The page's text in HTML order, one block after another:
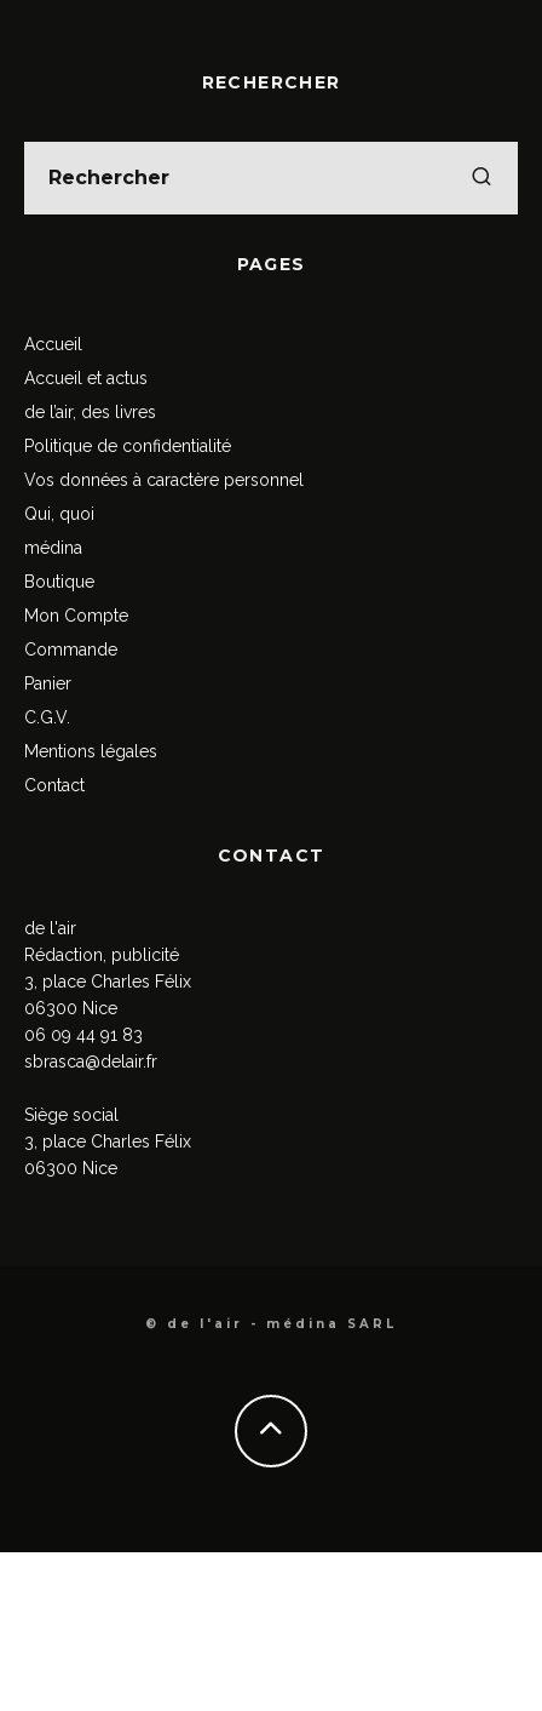
RECHERCHER
PAGES
Accueil
Accueil et actus
de l’air, des livres
Politique de confidentialité
Vos données à caractère personnel
Qui, quoi
médina
Boutique
Mon Compte
Commande
Panier
C.G.V.
Mentions légales
Contact
CONTACT
de l'air
Rédaction, publicité
3, place Charles Félix
06300 Nice
06 09 44 91 83
sbrasca@delair.fr
Siège social
3, place Charles Félix
06300 Nice
© de l'air - médina SARL